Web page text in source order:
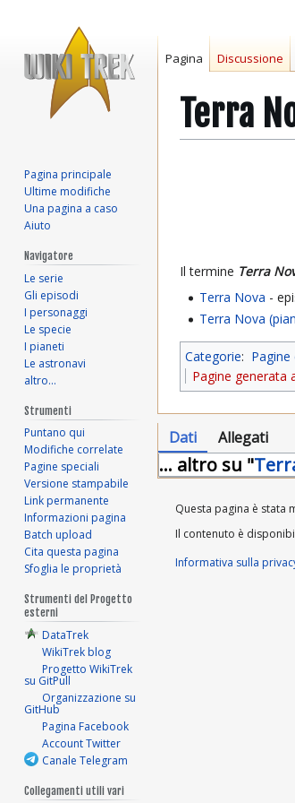
Terra
Il termine Terra
Terra Nova -
Terra Nova
Categorie:
Pagine generata
Dati Allegati
... altro su "
Pagina Discussione
Pagina principale
Ultime modifiche
Una pagina a caso
Aiuto
Navigatore
Le serie
Gli episodi
I personaggi
Le specie
I pianeti
Le astronavi
altro…
Strumenti
Puntano qui
Modifiche correlate
Pagine speciali
Versione stampabile
Link permanente
Informazioni pagina
Batch upload
Cita questa pagina
Sfoglia le proprietà
Strumenti del Progetto
esterni
DataTrek
WikiTrek blog
Progetto WikiTrek
su GitPull
Organizzazione su
GitHub
Pagina Facebook
Account Twitter
Canale Telegram
Collegamenti utili vari
Questa pagina è stata
Il contenuto è
Informativa sulla